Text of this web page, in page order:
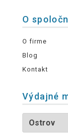
O
O firme
Blog
Kontakt
Výdajné